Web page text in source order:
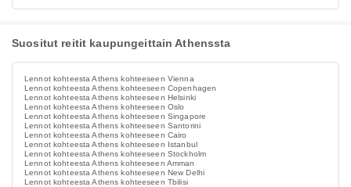
Suositut reitit kaupungeittain Athenssta
Lennot kohteesta Athens kohteeseen Vienna
Lennot kohteesta Athens kohteeseen Copenhagen
Lennot kohteesta Athens kohteeseen Helsinki
Lennot kohteesta Athens kohteeseen Oslo
Lennot kohteesta Athens kohteeseen Singapore
Lennot kohteesta Athens kohteeseen Santorini
Lennot kohteesta Athens kohteeseen Cairo
Lennot kohteesta Athens kohteeseen Istanbul
Lennot kohteesta Athens kohteeseen Stockholm
Lennot kohteesta Athens kohteeseen Amman
Lennot kohteesta Athens kohteeseen New Delhi
Lennot kohteesta Athens kohteeseen Tbilisi